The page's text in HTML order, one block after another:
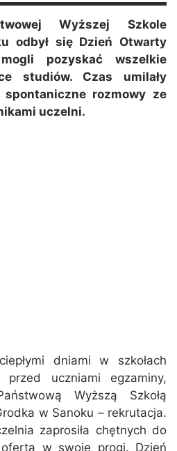
Wyższej Szkole
odbył się Dzień Otwarty
pozyskać wszelkie
studiów. Czas umilały
rozmowy ze
uczelni.
dniami w szkołach
uczniami egzaminy,
Wyższą Szkołą
w Sanoku – rekrutacja.
zaprosiła chętnych do
w swoje progi. Dzień